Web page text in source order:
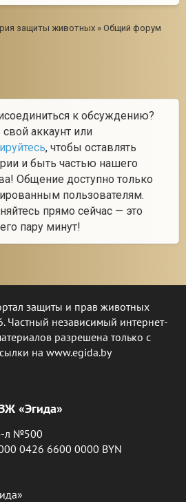
защиты животных » Общий форум
к обсуждению?
свой аккаунт или
, чтобы оставлять
и быть частью нашего
Общение доступно только
пользователям.
прямо сейчас — это
пару минут!
защиты и прав животных
Частный независимый интернет-
разрешена только с
на www.egida.by
«Эгида»
л №500
0426 6600 0000 BYN